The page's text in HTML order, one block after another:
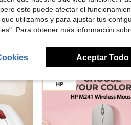
de 2.4GHz - Adecuado para escritorio y portátil -34% Logitech Ratón inalámbrico Bluetooth M196, pequeño y portátil para oficina, hogar,
$15.90
otros vendedores
esto puede afectar el
utilizamos y para ajustar tus
Para obtener más información
Aceptar Todo